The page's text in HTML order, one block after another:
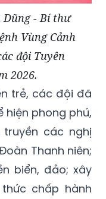
Dũng - Bí thư
Vùng Cảnh
đội Tuyên
2026.
trẻ, các đội đã
hiện phong phú,
các nghị
Thanh niên;
biển, đảo; xây
chấp hành